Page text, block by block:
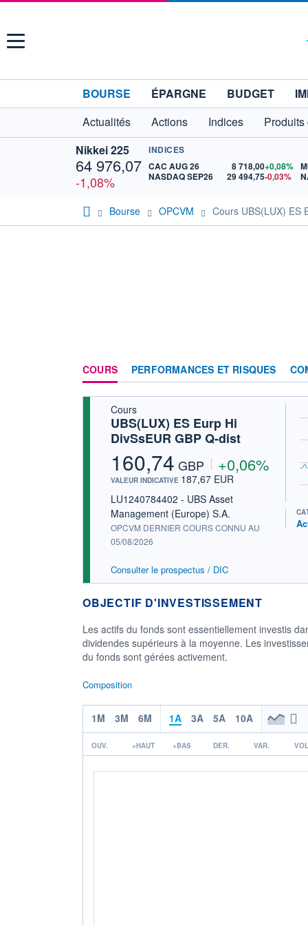
Menu
BOURSE ÉPARGNE BUDGET
Actualités
Actions Indices
Nikkei 225
64 976,07
-1,08%
INDICES
CAC AUG 26
8 718,00+0,08%
NASDAQ SEP26
29 494,75-0,03%
Bourse OPCVM Cours UBS(LUX) ES
COURS PERFORMANCES ET RISQUES
Cours
UBS(LUX) ES Eurp Hi
DivSsEUR GBP Q-dist
160,74 GBP +0,06%
VALEUR INDICATIVE 187,67 EUR
LU1240784402 - UBS Asset
Management (Europe) S.A.
OPCVM DERNIER COURS CONNU AU
05/08/2026
Consulter le prospectus / DIC
OBJECTIF D'INVESTISSEMENT
Les actifs du fonds sont essentiellement investis
dividendes supérieurs à la moyenne. Les
du fonds sont gérées activement.
Composition
1M 3M 6M 1A 3A 5A 10A
OUV. +HAUT +BAS DER. VAR.